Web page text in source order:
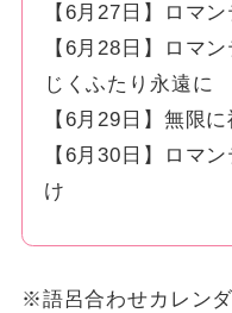
【6月27日】ロマ
【6月28日】ロマ
じくふたり永遠に
【6月29日】無限
【6月30日】ロマ
け
※語呂合わせカレン